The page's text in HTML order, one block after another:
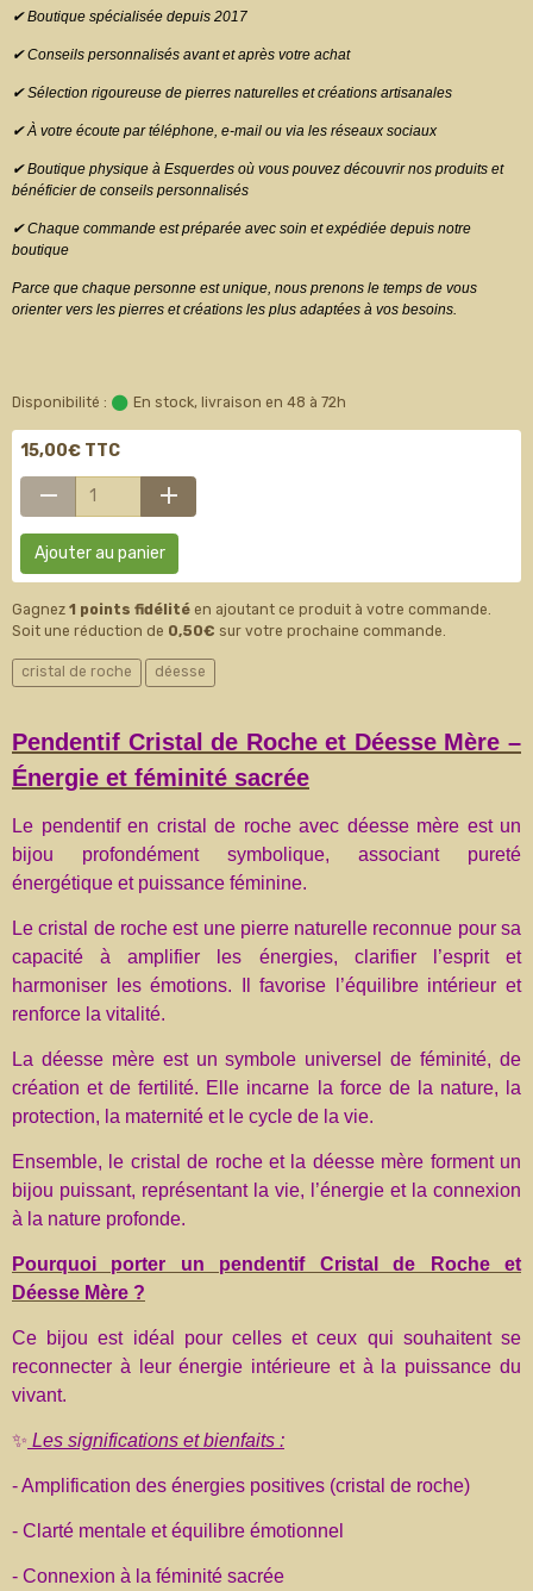
✔ Boutique spécialisée depuis 2017
✔ Conseils personnalisés avant et après votre achat
✔ Sélection rigoureuse de pierres naturelles et créations artisanales
✔ À votre écoute par téléphone, e-mail ou via les réseaux sociaux
✔ Boutique physique à Esquerdes où vous pouvez découvrir nos produits et
bénéficier de conseils personnalisés
✔ Chaque commande est préparée avec soin et expédiée depuis notre
boutique
Parce que chaque personne est unique, nous prenons le temps de vous
orienter vers les pierres et créations les plus adaptées à vos besoins.
Disponibilité : En stock, livraison en 48 à 72h
15,00€ TTC
Ajouter au panier
Gagnez 1 points fidélité en ajoutant ce produit à votre commande.
Soit une réduction de 0,50€ sur votre prochaine commande.
cristal de roche déesse
Pendentif Cristal de Roche et Déesse Mère –
Énergie et féminité sacrée
Le pendentif en cristal de roche avec déesse mère est un
bijou profondément symbolique, associant pureté
énergétique et puissance féminine.
Le cristal de roche est une pierre naturelle reconnue pour sa
capacité à amplifier les énergies, clarifier l’esprit et
harmoniser les émotions. Il favorise l’équilibre intérieur et
renforce la vitalité.
La déesse mère est un symbole universel de féminité, de
création et de fertilité. Elle incarne la force de la nature, la
protection, la maternité et le cycle de la vie.
Ensemble, le cristal de roche et la déesse mère forment un
bijou puissant, représentant la vie, l’énergie et la connexion
à la nature profonde.
Pourquoi porter un pendentif Cristal de Roche et
Déesse Mère ?
Ce bijou est idéal pour celles et ceux qui souhaitent se
reconnecter à leur énergie intérieure et à la puissance du
vivant.
✨ Les significations et bienfaits :
- Amplification des énergies positives (cristal de roche)
- Clarté mentale et équilibre émotionnel
- Connexion à la féminité sacrée